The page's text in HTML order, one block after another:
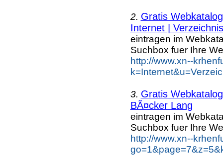
2. Gratis
Internet | Verzeichnis
eintragen im
Suchbox fuer Ihre
http://www.xn--
3. Gratis
BÃ¤cker Lang
eintragen im
Suchbox fuer Ihre
http://www.xn--